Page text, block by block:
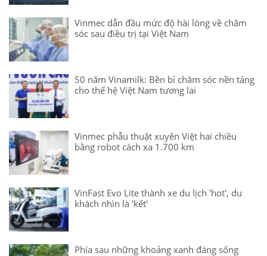
Vinmec dẫn đầu mức độ hài lòng về chăm
sóc sau điều trị tại Việt Nam
50 năm Vinamilk: Bền bỉ chăm sóc nền tảng
cho thế hệ Việt Nam tương lai
Vinmec phẫu thuật xuyên Việt hai chiều
bằng robot cách xa 1.700 km
VinFast Evo Lite thành xe du lịch 'hot', du
khách nhìn là 'kết'
Phía sau những khoảng xanh đáng sống